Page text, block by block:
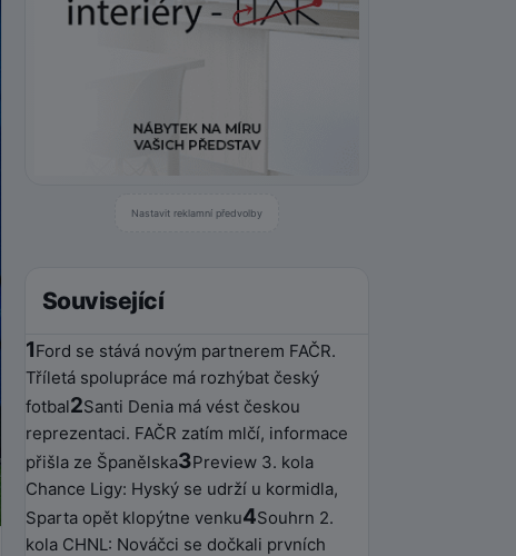
Nastavit reklamní předvolby
Související
1Ford se stává novým partnerem FAČR.
Tříletá spolupráce má rozhýbat český
fotbal2Santi Denia má vést českou
reprezentaci. FAČR zatím mlčí, informace
přišla ze Španělska3Preview 3. kola
Chance Ligy: Hyský se udrží u kormidla,
Sparta opět klopýtne venku4Souhrn 2.
kola CHNL: Nováčci se dočkali prvních